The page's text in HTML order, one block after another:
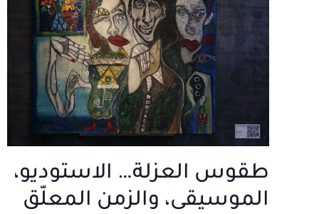
طقوس العزلة… الاستوديو،
الموسيقى، والزمن المعلّق